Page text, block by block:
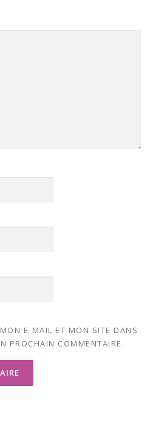
E-MAIL ET MON SITE DANS
PROCHAIN COMMENTAIRE.